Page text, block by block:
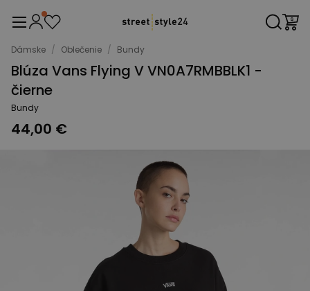
Dámske / Oblečenie / Bundy
Blúza Vans Flying V VN0A7RMBBLK1 -
čierne
Bundy
44,00 €